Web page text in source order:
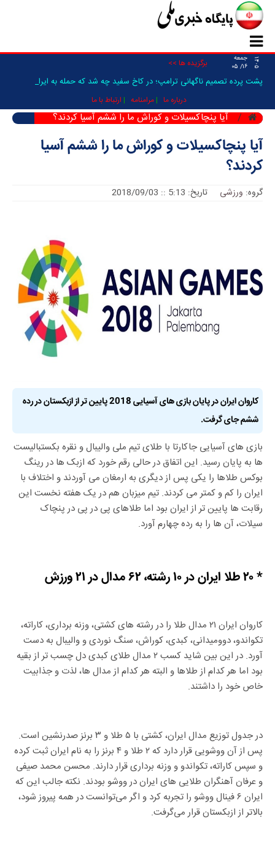
۱۴۰۵
جمعه
۱۶/ ۰۵
برگزیده ها >>
پشت پرده تصمیم ناگهانی ترامپ؛ در کاخ سفید چه شد که حمله به ایران فعلا_
درباره ما مرامنامه ارتباط با ما
آیا پنچاکسیلات و کوراش ما را ششم آسیا کردند؟
آیا پنچاکسیلات و کوراش ما را ششم آسیا
کردند؟
گروه: ورزشی تاریخ: 5:13 :: 2018/09/03
کاروان ایران در پایان بازی های آسیایی 2018 پایین تر از ازبکستان در رده
ششم جای گرفت.
بازی های آسیایی جاکارتا با طلای تیم ملی والیبال و نقره بکستبالیست
ها به پایان رسید. این اتفاق در حالی رقم خورد که ازبک ها در رینگ
بوکس طلاها را یکی پس از دیگری به ارمغان می آوردند و اختلاف با
ایران را کم و کمتر می کردند. تیم میزبان هم در یک هفته نخست این
رقابت ها پایین تر از ایران بود اما طلاهای پی در پی در پنچاک
سیلات، آن ها را به رده چهارم آورد.
* ۲۰ طلا ایران در ۱۰ رشته، ۶۲ مدال در ۲۱ ورزش
کاروان ایران ۲۱ مدال طلا را در رشته های کشتی، وزنه برداری، کاراته،
تکواندو، دوومیدانی، کبدی، کوراش، سنگ نوردی و والیبال به دست
آورد. در این بین شاید کسب ۲ مدال طلای کبدی دل چسب تر از بقیه
بود اما هر کدام از طلاها و البته هر کدام از مدال ها، لذت و جذابیت
خاص خود را داشتند.
در جدول توزیع مدال ایران، کشتی با ۵ طلا و ۳ برنز صدرنشین است.
پس از آن ووشویی قرار دارد که ۲ طلا و ۴ برنز را به نام ایران ثبت کرده
و سپس کاراته، تکواندو و وزنه برداری قرار دارند. محسن محمد صیفی
و عرفان آهنگران طلایی های ایران در ووشو بودند. نکته جالب این که
ایران ۶ فینال ووشو را تجربه کرد و اگر می‌توانست در همه پیروز شود،
بالاتر از ازبکستان قرار می‌گرفت.